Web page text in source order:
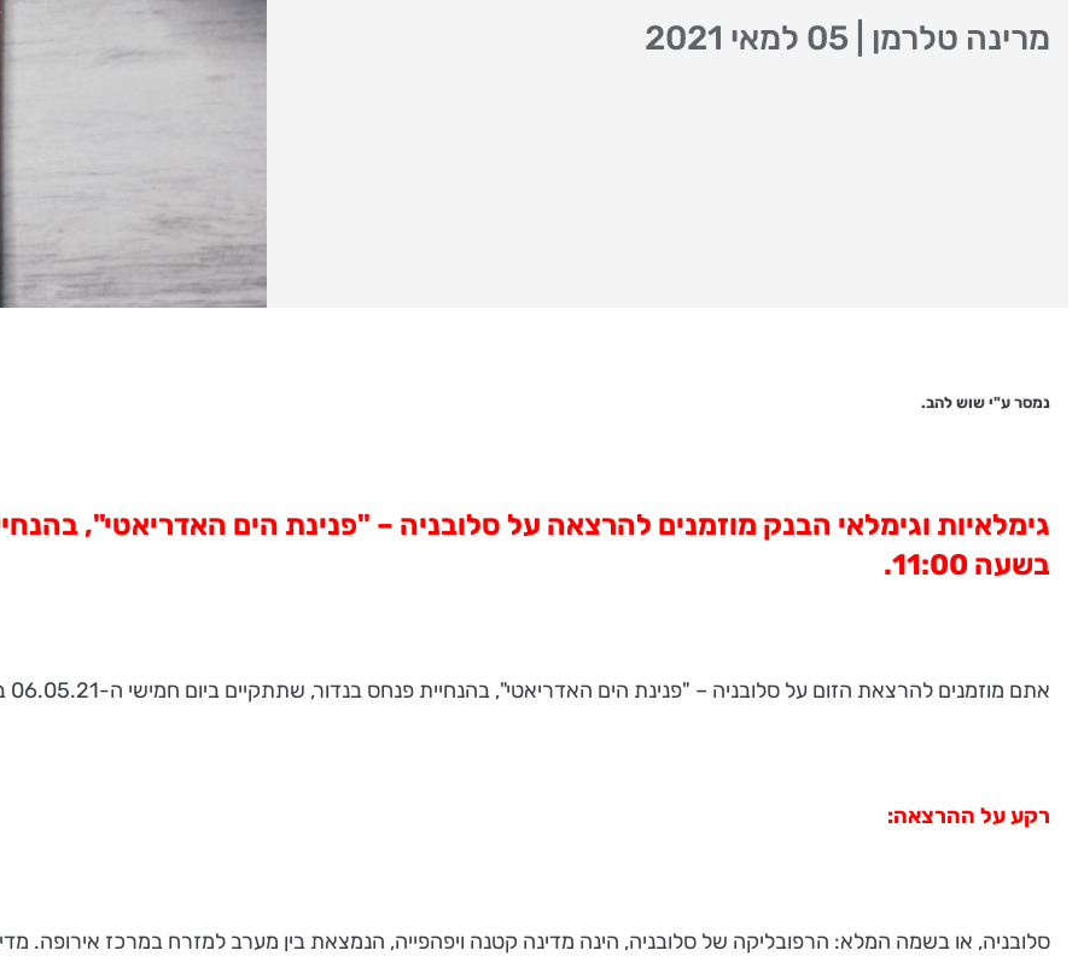
מרינה טלרמן
נמסר ע"י שוש להב.
בשעה 11:00.
אתם מוזמנים להרצאת הזום על סלובניה – "פנינת הים האדריאטי", בהנחיית פנחס בנדור, שתתקיים ביום חמישי ה-06.05.21 בשעה 11:00.
רקע על ההרצאה:
סלובניה, או בשמה המלא: הרפובליקה של סלובניה, הינה מדינה קטנה ויפהפייה, הנמצאת בין מערב למזרח במרכז אירופה.